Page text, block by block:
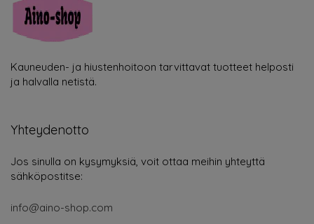
Kauneuden- ja hiustenhoitoon tarvittavat tuotteet helposti
ja halvalla netistä.
Yhteydenotto
Jos sinulla on kysymyksiä, voit ottaa meihin yhteyttä
sähköpostitse:
info@aino-shop.com